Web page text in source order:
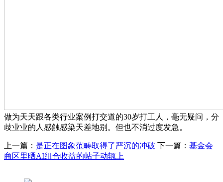
做为天天跟各类行业案例打交道的30岁打工人，毫无疑问，分
歧业业的人感触感染天差地别。但也不消过度发急。
上一篇： 是正在图象范畴取得了严沉的冲破 下一篇： 基金会
商区里晒AI组合收益的帖子动辄上